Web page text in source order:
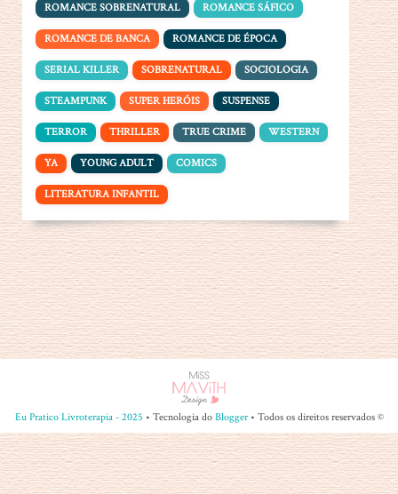
ROMANCE SOBRENATURAL ROMANCE SÁFICO
ROMANCE DE BANCA ROMANCE DE ÉPOCA
SERIAL KILLER SOBRENATURAL SOCIOLOGIA
STEAMPUNK SUPER HERÓIS SUSPENSE
TERROR THRILLER TRUE CRIME WESTERN
YA YOUNG ADULT COMICS
LITERATURA INFANTIL
Eu Pratico Livroterapia - 2025 • Tecnologia do Blogger• Todos os direitos reservados ©